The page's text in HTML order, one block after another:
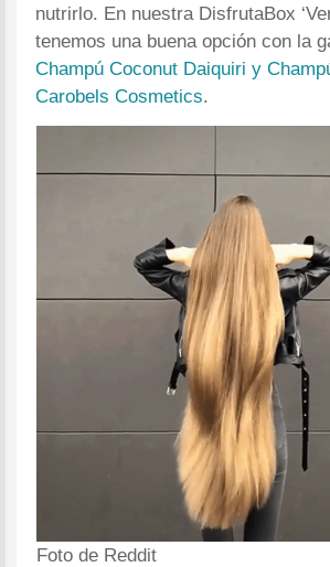
nutrirlo. En nuestra DisfrutaBox
tenemos una buena opción con la
Champú Coconut Daiquiri y
Carobels Cosmetics.
Foto de Reddit